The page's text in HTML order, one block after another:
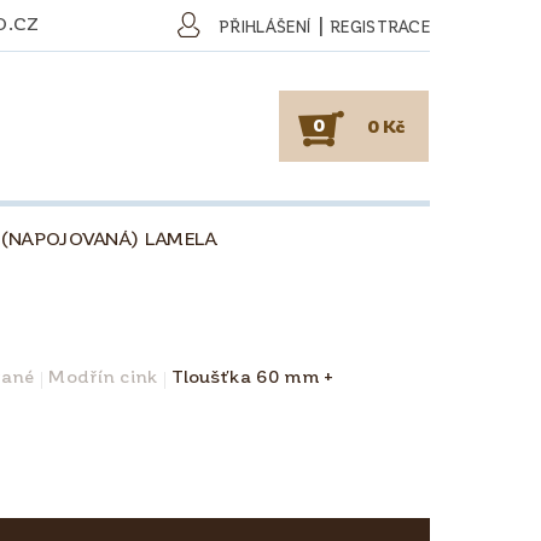
PŘIHLÁŠENÍ | REGISTRACE
0 0 Kč
LAMELA
Modřín cink Tloušťka 60 mm +